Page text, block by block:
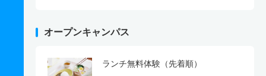
オープンキャンパス
ランチ無料体験（先着順）